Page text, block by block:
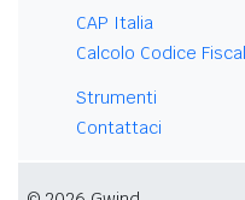
CAP Italia
Calcolo Codice
Strumenti
Contattaci